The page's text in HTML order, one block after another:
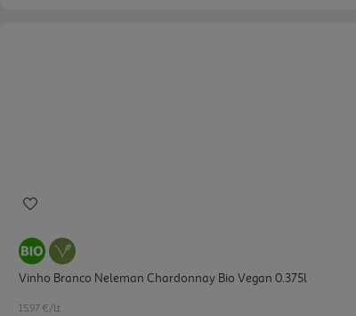
Vinho Branco Neleman Chardonnay Bio Vegan 0.375l
15.97 €/Lt